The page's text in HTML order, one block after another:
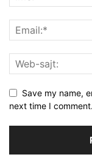
Save my name,
next time I comment.